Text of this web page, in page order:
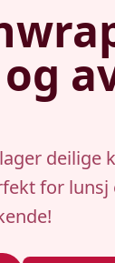
deilige
for